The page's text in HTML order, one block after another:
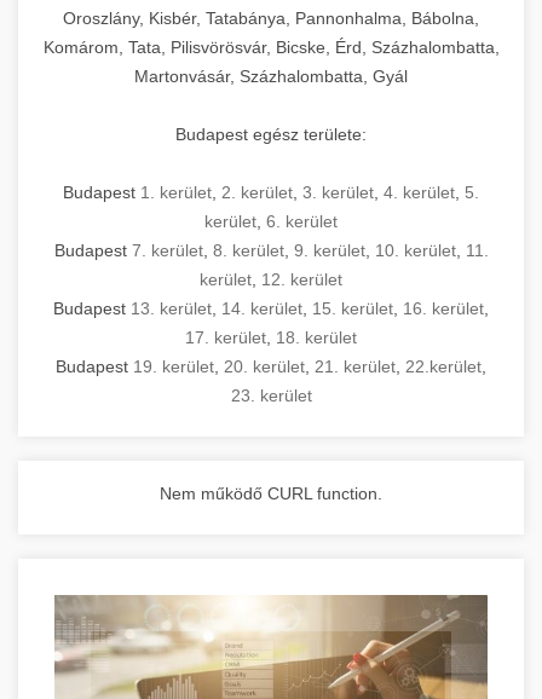
Oroszlány, Kisbér, Tatabánya, Pannonhalma, Bábolna,
Komárom, Tata, Pilisvörösvár, Bicske, Érd, Százhalombatta,
Martonvásár, Százhalombatta, Gyál
Budapest egész területe:
Budapest 1. kerület 2. kerület 3. kerület 4. kerület 5.
kerület 6. kerület
Budapest 7. kerület, 8. kerület, 9. kerület, 10. kerület, 11.
kerület 12. kerület
Budapest 13. kerület 14. kerület 15. kerület 16. kerület
17. kerület 18. kerület
Budapest 19. kerület 20. kerület 21. kerület 22.kerület
23. kerület
Nem működő CURL function.